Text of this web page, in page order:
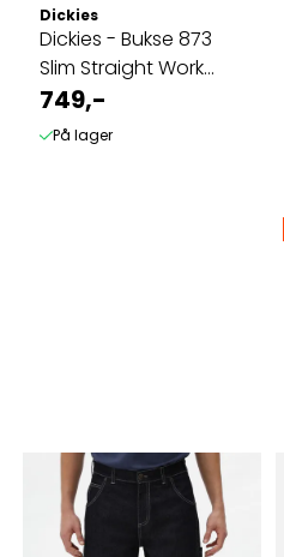
Dickies
Dickies - Bukse 873
Slim Straight Work
Pant - Sort
749,-
På lager